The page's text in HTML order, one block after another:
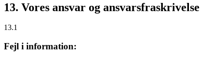
13. Vores ansvar og ansvarsfraskrivelse
13.1
Fejl i information: